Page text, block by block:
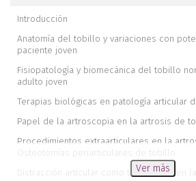
Introducción
Anatomía del tobillo y variaciones con
paciente joven
Fisiopatología y biomecánica del tobillo
adulto joven
Terapias biológicas en patología articular
Papel de la artroscopia en la artrosis de
Procedimientos extraarticulares en la
Osteotomías periarticulares de tobillo
Distracción articular como tratamiento en
Ver más